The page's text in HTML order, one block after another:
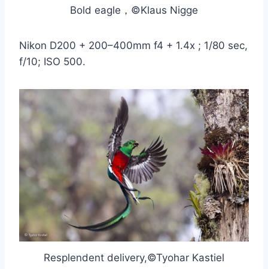
Bold eagle，©Klaus Nigge
Nikon D200 + 200–400mm f4 + 1.4x ; 1/80 sec,
f/10; ISO 500.
Resplendent delivery,©Tyohar Kastiel